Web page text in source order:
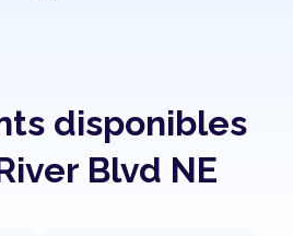
disponibles
Blvd NE